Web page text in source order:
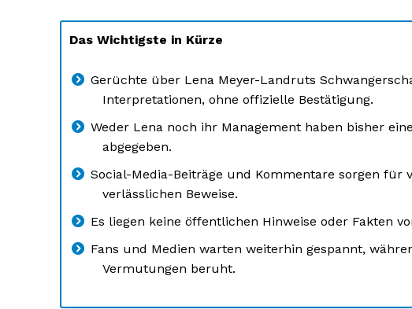
Das Wichtigste in Kürze
Gerüchte über Lena Meyer-Landruts
Interpretationen, ohne offizielle Bestätigung.
Weder Lena noch ihr Management haben bisher
abgegeben.
Social-Media-Beiträge und Kommentare sorgen für
verlässlichen Beweise.
Es liegen keine öffentlichen Hinweise oder Fakten
Fans und Medien warten weiterhin gespannt,
Vermutungen beruht.